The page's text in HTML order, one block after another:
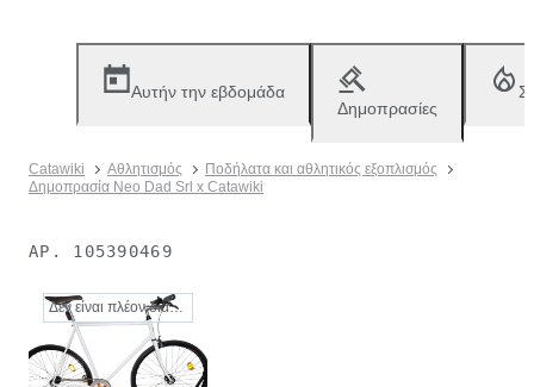
Αυτήν την εβδομάδα
Δημοπρασίες
Catawiki Αθλητισμός
Ποδήλατα και αθλητικός εξοπλισμός
Δημοπρασία Neo Dad Srl x Catawiki
ΑΡ. 105390469
Δεν είναι πλέον διαθέσιμο